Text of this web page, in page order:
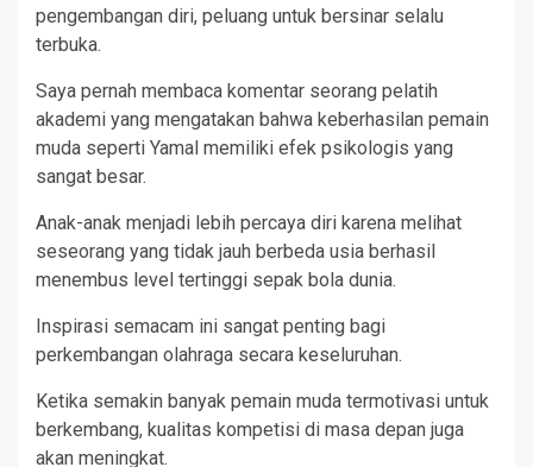
pengembangan diri, peluang untuk bersinar selalu
terbuka.
Saya pernah membaca komentar seorang pelatih
akademi yang mengatakan bahwa keberhasilan pemain
muda seperti Yamal memiliki efek psikologis yang
sangat besar.
Anak-anak menjadi lebih percaya diri karena melihat
seseorang yang tidak jauh berbeda usia berhasil
menembus level tertinggi sepak bola dunia.
Inspirasi semacam ini sangat penting bagi
perkembangan olahraga secara keseluruhan.
Ketika semakin banyak pemain muda termotivasi untuk
berkembang, kualitas kompetisi di masa depan juga
akan meningkat.